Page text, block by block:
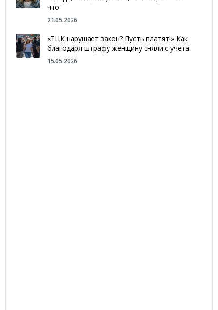
что
21.05.2026
«ТЦК нарушает закон? Пусть платят!» Как
благодаря штрафу женщину сняли с учета
15.05.2026